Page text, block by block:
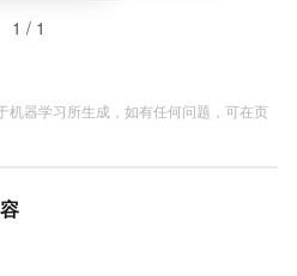
1 / 1
机器学习所生成，如有任何问题，可在页